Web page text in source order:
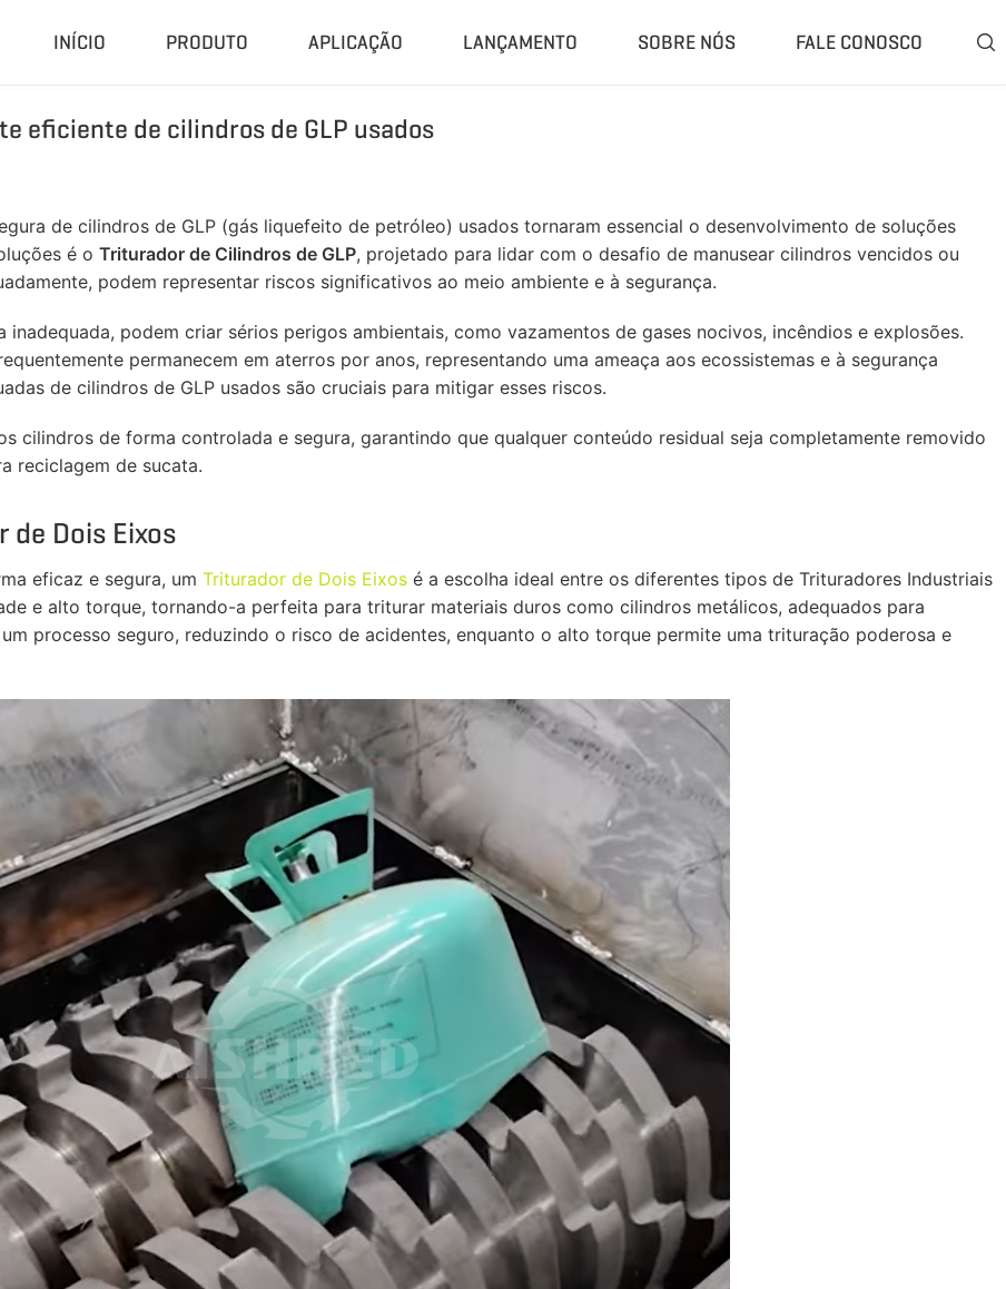
INÍCIO PRODUTO
Compactador E Granulador
Máquina De Pellet De CDR
Granulador Universal
Moedor De Borracha
Planta Completa
Planta De Trituração Móvel
Planta De Britagem Móvel
Unidade De Moagem De Borracha
Planta De Pirólise Portátil
Separador De Corrente Parasita
Separador Magnético
Mais»
APLICAÇÃO LANÇAMENTO SOBRE NÓS FALE CONOSCO 
eficiente de cilindros de GLP usados
de cilindros de GLP (gás liquefeito de petróleo) usados tornaram essencial o desenvolvimento de soluções
é o Triturador de Cilindros de GLP, projetado para lidar com o desafio de manusear cilindros vencidos ou
podem representar riscos significativos ao meio ambiente e à segurança.
podem criar sérios perigos ambientais, como vazamentos de gases nocivos, incêndios e explosões.
permanecem em aterros por anos, representando uma ameaça aos ecossistemas e à segurança
de cilindros de GLP usados são cruciais para mitigar esses riscos.
cilindros de forma controlada e segura, garantindo que qualquer conteúdo residual seja completamente removido
reciclagem de sucata.
de Dois Eixos
eficaz e segura, um Triturador de Dois Eixos é a escolha ideal entre os diferentes tipos de Trituradores Industriais
e alto torque, tornando-a perfeita para triturar materiais duros como cilindros metálicos, adequados para
processo seguro, reduzindo o risco de acidentes, enquanto o alto torque permite uma trituração poderosa e